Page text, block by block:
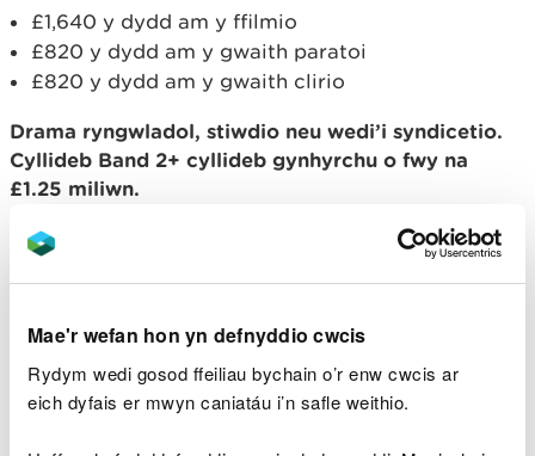
Mae'r wefan hon yn defnyddio cwcis
Rydym wedi gosod ffeiliau bychain o’r enw cwcis ar
eich dyfais er mwyn caniatáu i’n safle weithio.
£1,640 y dydd am y ffilmio
£820 y dydd am y gwaith paratoi
£820 y dydd am y gwaith clirio
Drama ryngwladol, stiwdio neu wedi’i syndicetio.
Cyllideb Band 2+ cyllideb gynhyrchu o fwy na
£1.25 miliwn.
Os yw nifer y cast a'r criw yn llai na 50 a/neu bod y
£1,025 y dydd am y gwaith paratoi
£1,025 y dydd am y gwaith clirio